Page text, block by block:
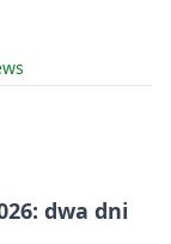
dwa dni